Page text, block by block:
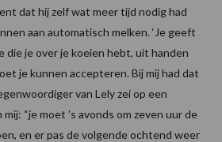
dat hij zelf wat meer tijd nodig had
aan automatisch melken. ‘Je geeft
die je over je koeien hebt, uit handen
je kunnen accepteren. Bij mij had dat
van Lely zei op een
“je moet ’s avonds om zeven uur de
en er pas de volgende ochtend weer